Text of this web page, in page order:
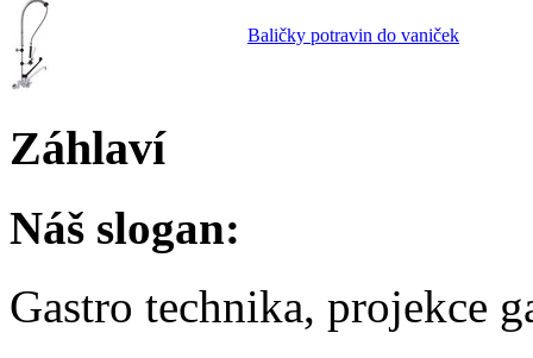
Baličky potravin do vaniček
Záhlaví
Náš slogan:
Gastro technika, projekce